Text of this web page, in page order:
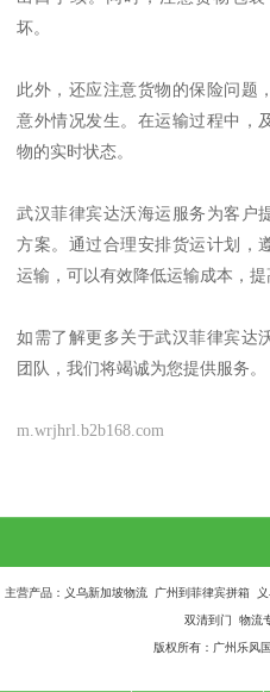
坏。
此外，还应注意货物的保险问题
意外情况发生。在运输过程中，
物的实时状态。
武汉菲律宾达沃海运服务为客户
方案。通过合理安排货运计划，
运输，可以有效降低运输成本，提
如需了解更多关于武汉菲律宾达
团队，我们将竭诚为您提供服务。
m.wrjhrl.b2b168.com
主营产品：义乌新加坡物流 广州到菲律宾拼箱
双清到门 物流
版权所有：广州乐风